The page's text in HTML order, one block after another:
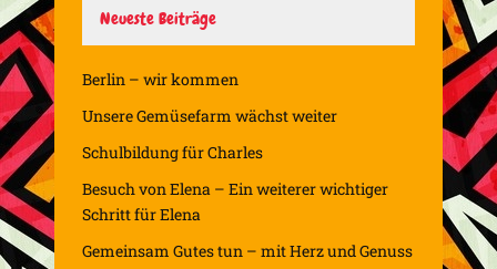
Neueste Beiträge
Berlin – wir kommen
Unsere Gemüsefarm wächst weiter
Schulbildung für Charles
Besuch von Elena – Ein weiterer wichtiger
Schritt für Elena
Gemeinsam Gutes tun – mit Herz und Genuss